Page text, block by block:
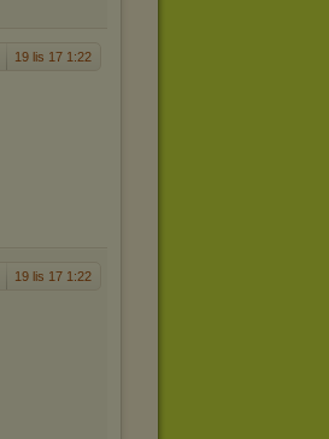
19 lis 17 1:22
19 lis 17 1:22